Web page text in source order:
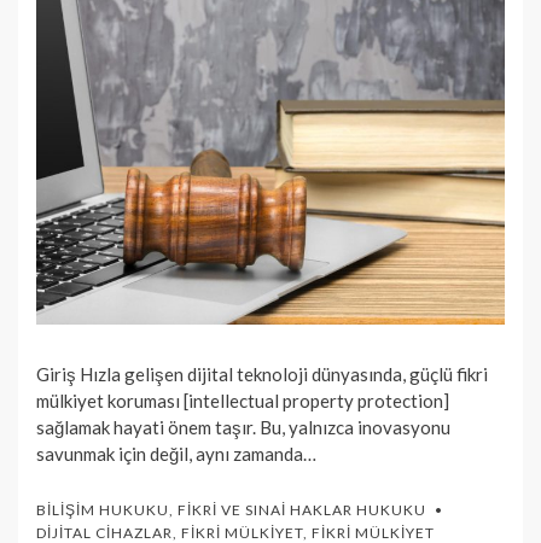
Giriş Hızla gelişen dijital teknoloji dünyasında, güçlü fikri
mülkiyet koruması [intellectual property protection]
sağlamak hayati önem taşır. Bu, yalnızca inovasyonu
savunmak için değil, aynı zamanda…
BILIŞIM HUKUKU FIKRI VE SINAI HAKLAR HUKUKU
DIJITAL CIHAZLAR FIKRI MÜLKIYET FIKRI MÜLKIYET